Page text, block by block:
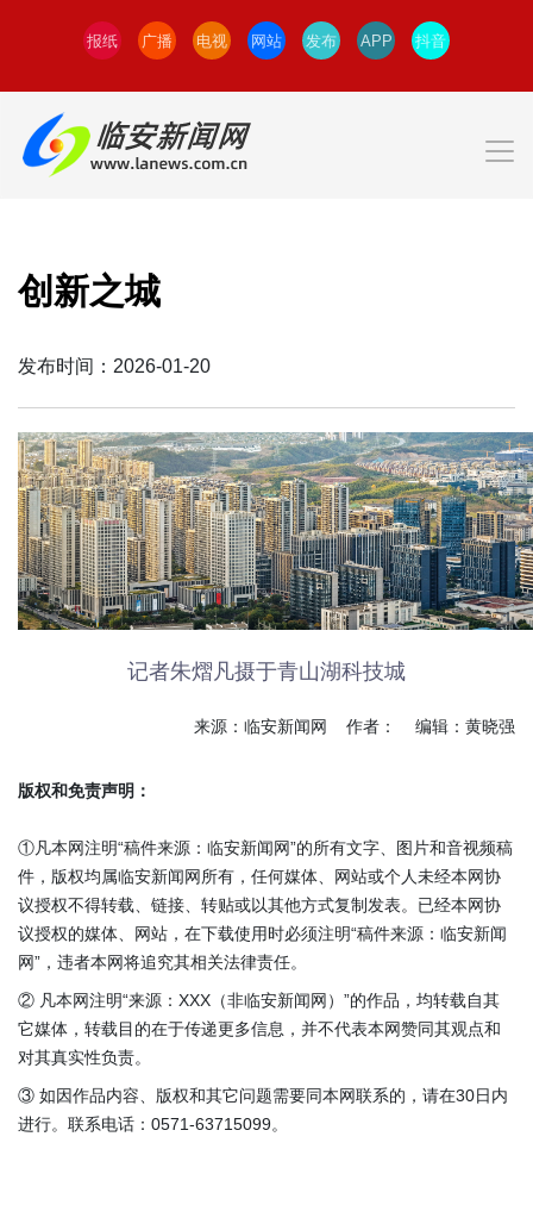
报纸 广播 电视 网站 发布 APP 抖音
创新之城
发布时间：2026-01-20
记者朱熠凡摄于青山湖科技城
来源：临安新闻网 作者： 编辑：黄晓强
版权和免责声明：
①凡本网注明“稿件来源：临安新闻网”的所有文字、图片和音视频稿
件，版权均属临安新闻网所有，任何媒体、网站或个人未经本网协
议授权不得转载、链接、转贴或以其他方式复制发表。已经本网协
议授权的媒体、网站，在下载使用时必须注明“稿件来源：临安新闻
网”，违者本网将追究其相关法律责任。
② 凡本网注明“来源：XXX（非临安新闻网）”的作品，均转载自其
它媒体，转载目的在于传递更多信息，并不代表本网赞同其观点和
对其真实性负责。
③ 如因作品内容、版权和其它问题需要同本网联系的，请在30日内
进行。联系电话：0571-63715099。